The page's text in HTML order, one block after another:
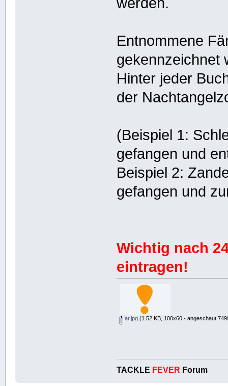
Entnommene
gekennzeichnet
Hinter jeder
der
(Beispiel 1:
gefangen und
Beispiel 2:
gefangen und
Wichtig nach
eintragen!
ar.jpg(1.52 KB, 100x60 - angeschaut
TACKLE FEVER Forum